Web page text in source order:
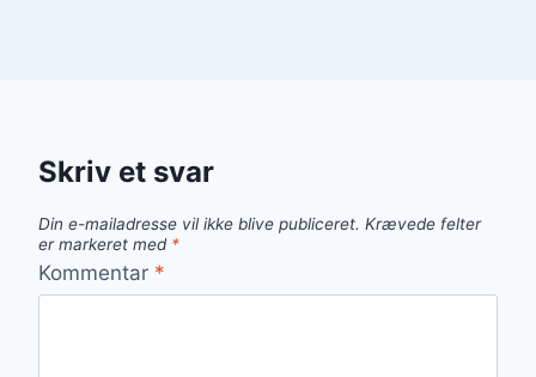
Skriv et svar
Din e-mailadresse vil ikke blive publiceret. Krævede felter
er markeret med *
Kommentar *